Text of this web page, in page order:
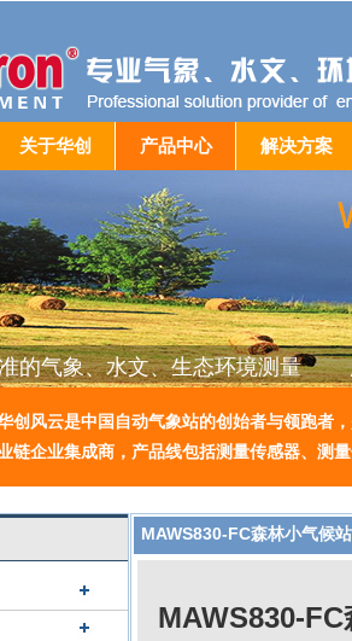
关于华创 产品中心 解决方案
的气象、水文、生态环境测量
创风云是中国自动气象站的创始者与领跑者
链企业集成商，产品线包括测量传感器、测
MAWS830-FC森林小气候站
MAWS830-